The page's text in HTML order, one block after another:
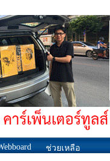
ช่วยเหลือ